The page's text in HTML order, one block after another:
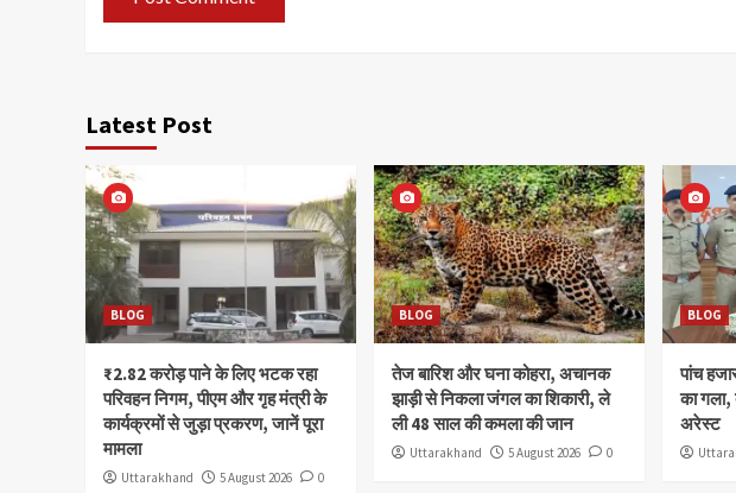
Latest Post
BLOG
₹2.82 करोड़ पाने के लिए भटक रहा
परिवहन निगम, पीएम और गृह मंत्री के
कार्यक्रमों से जुड़ा प्रकरण, जानें पूरा
मामला
Uttarakhand 5 August 2026 0
BLOG
तेज बारिश और घना कोहरा, अचानक
झाड़ी से निकला जंगल का शिकारी, ले
ली 48 साल की कमला की जान
Uttarakhand 5 August 2026 0
BLOG
पांच
का गला,
अरेस्ट